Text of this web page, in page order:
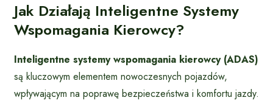
Jak Działają Inteligentne Systemy
Wspomagania Kierowcy?
Inteligentne systemy wspomagania kierowcy (ADAS)
są kluczowym elementem nowoczesnych pojazdów,
wpływającym na poprawę bezpieczeństwa i komfortu jazdy.